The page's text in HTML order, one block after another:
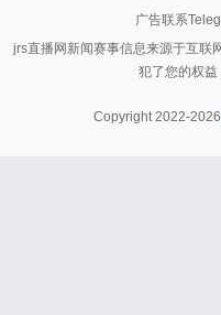
广告联系
jrs直播网新闻赛事信息来源于互联
犯了您的权
Copyright 2022-2026